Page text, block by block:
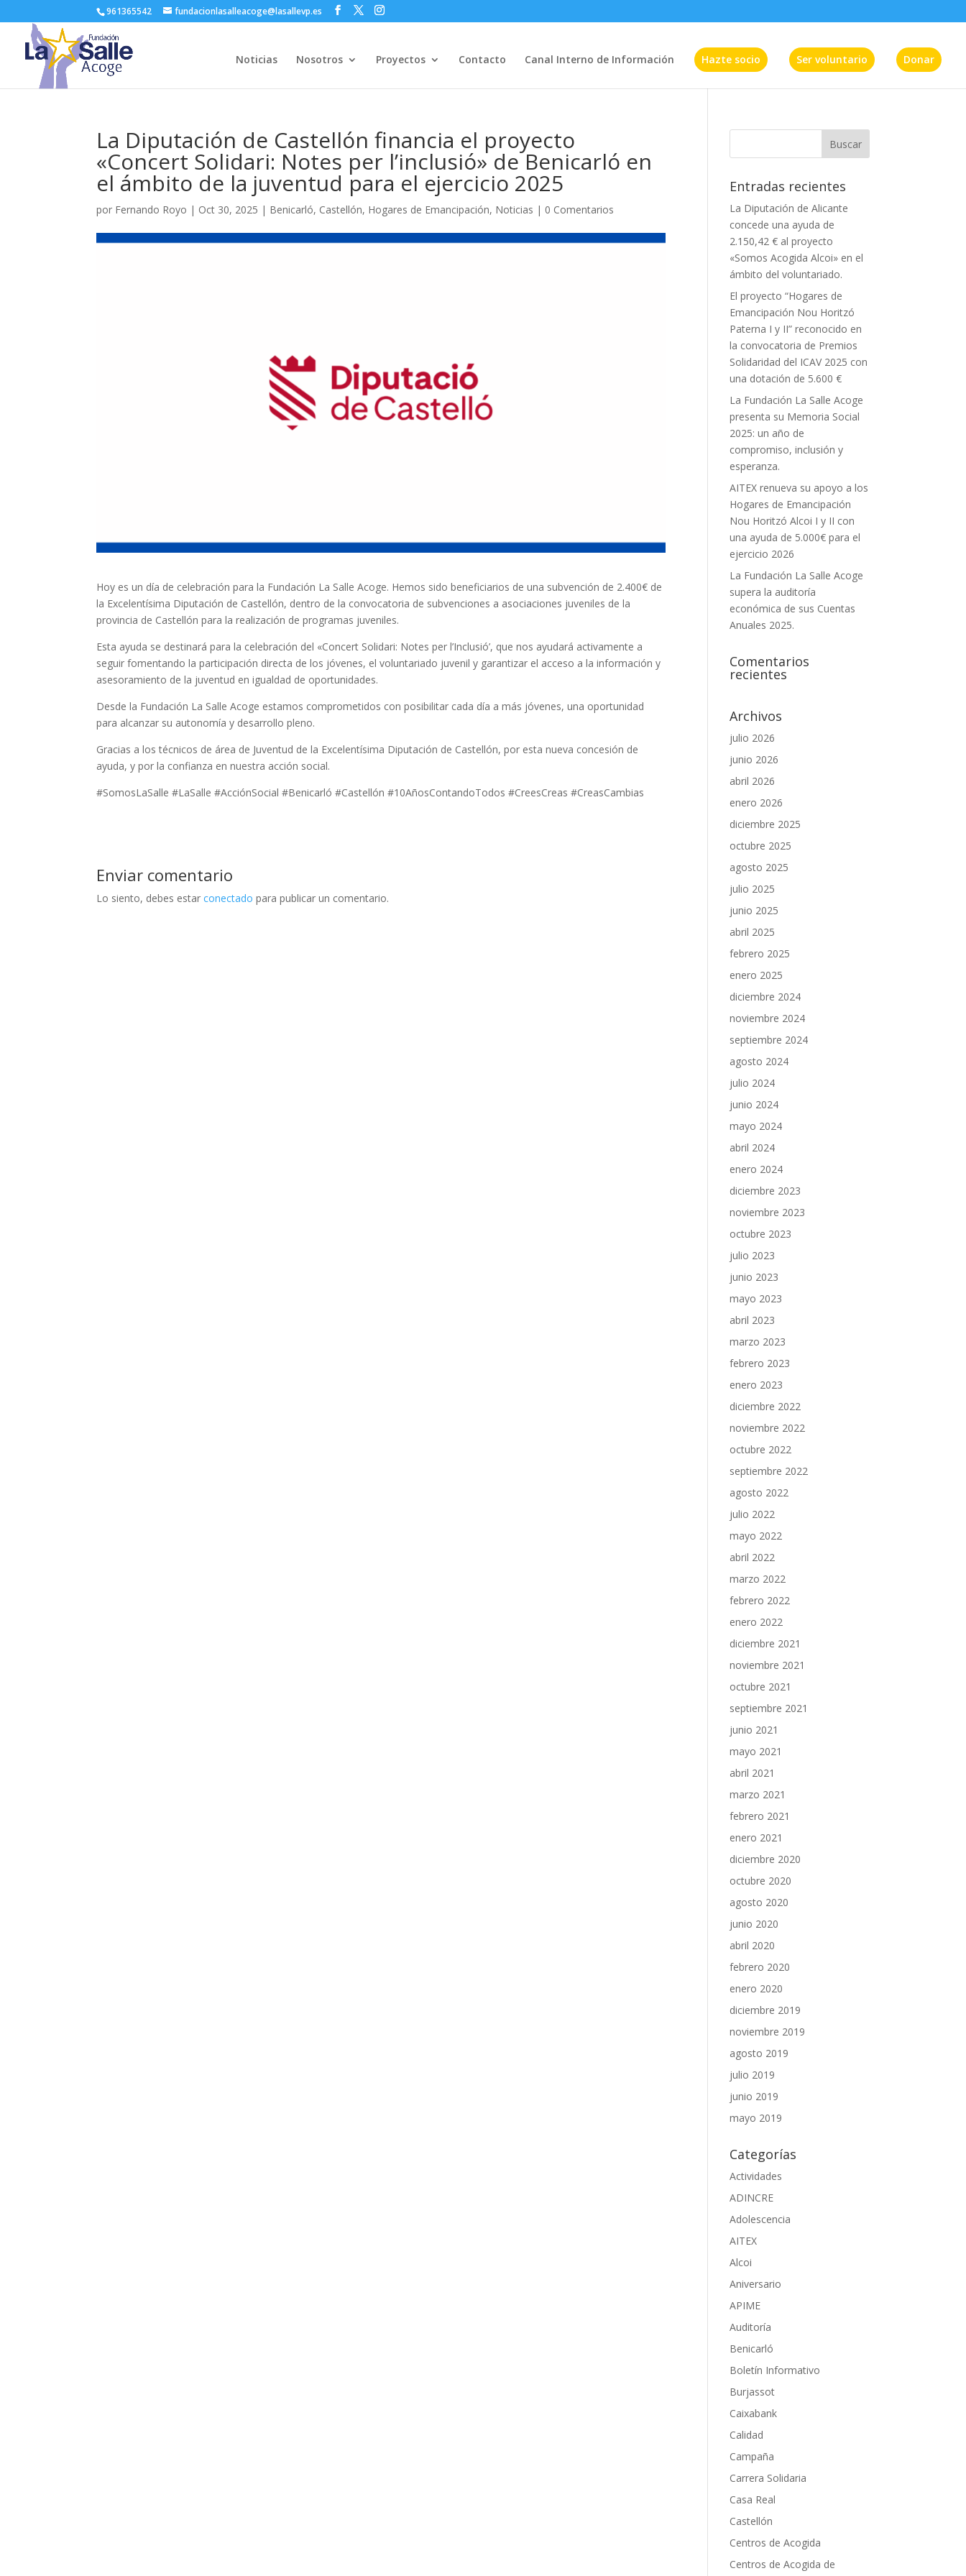
961365542 fundacionlasalleacoge@lasallevp.es
Noticias Nosotros Proyectos Contacto Canal Interno de Información Hazte socio Ser voluntario Donar
La Diputación de Castellón financia el proyecto
«Concert Solidari: Notes per l’inclusió» de Benicarló en
el ámbito de la juventud para el ejercicio 2025
por Fernando Royo | Oct 30, 2025 | Benicarló, Castellón, Hogares de Emancipación, Noticias | 0 Comentarios
Hoy es un día de celebración para la Fundación La Salle Acoge. Hemos sido beneficiarios de una subvención de 2.400€ de
la Excelentísima Diputación de Castellón, dentro de la convocatoria de subvenciones a asociaciones juveniles de la
provincia de Castellón para la realización de programas juveniles.
Esta ayuda se destinará para la celebración del «Concert Solidari: Notes per l’Inclusió’, que nos ayudará activamente a
seguir fomentando la participación directa de los jóvenes, el voluntariado juvenil y garantizar el acceso a la información y
asesoramiento de la juventud en igualdad de oportunidades.
Desde la Fundación La Salle Acoge estamos comprometidos con posibilitar cada día a más jóvenes, una oportunidad
para alcanzar su autonomía y desarrollo pleno.
Gracias a los técnicos de área de Juventud de la Excelentísima Diputación de Castellón, por esta nueva concesión de
ayuda, y por la confianza en nuestra acción social.
#SomosLaSalle #LaSalle #AcciónSocial #Benicarló #Castellón #10AñosContandoTodos #CreesCreas #CreasCambias
Enviar comentario
Lo siento, debes estarconectado para publicar un comentario.
Entradas recientes
La Diputación de Alicante
concede una ayuda de
2.150,42 € al proyecto
«Somos Acogida Alcoi» en el
ámbito del voluntariado.
El proyecto “Hogares de
Emancipación Nou Horitzó
Paterna I y II” reconocido en
la convocatoria de Premios
Solidaridad del ICAV 2025 con
una dotación de 5.600 €
La Fundación La Salle Acoge
presenta su Memoria Social
2025: un año de
compromiso, inclusión y
esperanza.
AITEX renueva su apoyo a los
Hogares de Emancipación
Nou Horitzó Alcoi I y II con
una ayuda de 5.000€ para el
ejercicio 2026
La Fundación La Salle Acoge
supera la auditoría
económica de sus Cuentas
Anuales 2025.
Comentarios
recientes
Archivos
julio 2026
junio 2026
abril 2026
enero 2026
diciembre 2025
octubre 2025
agosto 2025
julio 2025
junio 2025
abril 2025
febrero 2025
enero 2025
diciembre 2024
noviembre 2024
septiembre 2024
agosto 2024
julio 2024
junio 2024
mayo 2024
abril 2024
enero 2024
diciembre 2023
noviembre 2023
octubre 2023
julio 2023
junio 2023
mayo 2023
abril 2023
marzo 2023
febrero 2023
enero 2023
diciembre 2022
noviembre 2022
octubre 2022
septiembre 2022
agosto 2022
julio 2022
mayo 2022
abril 2022
marzo 2022
febrero 2022
enero 2022
diciembre 2021
noviembre 2021
octubre 2021
septiembre 2021
junio 2021
mayo 2021
abril 2021
marzo 2021
febrero 2021
enero 2021
diciembre 2020
octubre 2020
agosto 2020
junio 2020
abril 2020
febrero 2020
enero 2020
diciembre 2019
noviembre 2019
agosto 2019
julio 2019
junio 2019
mayo 2019
Categorías
Actividades
ADINCRE
Adolescencia
AITEX
Alcoi
Aniversario
APIME
Auditoría
Benicarló
Boletín Informativo
Burjassot
Caixabank
Calidad
Campaña
Carrera Solidaria
Casa Real
Castellón
Centros de Acogida
Centros de Acogida de